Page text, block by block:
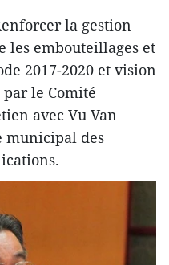
la gestion
les embouteillages et
2017-2020 et vision
par le Comité
avec Vu Van
municipal des